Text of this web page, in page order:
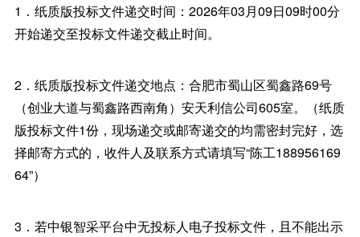
1．纸质版投标文件递交时间：2026年03月09日09时00分
开始递交至投标文件递交截止时间。
2．纸质版投标文件递交地点：合肥市蜀山区蜀鑫路69号
（创业大道与蜀鑫路西南角）安天利信公司605室。（纸质
版投标文件1份，现场递交或邮寄递交的均需密封完好，选
择邮寄方式的，收件人及联系方式请填写“陈工188956169
64”）
3．若中银智采平台中无投标人电子投标文件，且不能出示